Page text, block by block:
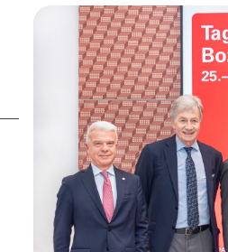
Governance
Direktion
Investor Relations
Aktionäre
Internal Dealing
Nachhaltigkeit